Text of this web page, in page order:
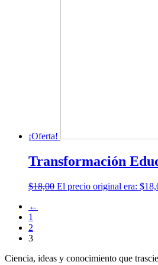
¡Oferta!
Transformación
$18,00 El precio original era:
←
1
2
3
Ciencia, ideas y conocimiento que